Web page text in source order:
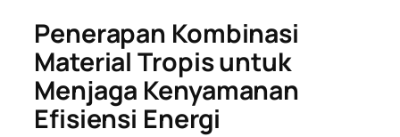
Penerapan Kombinasi
Material Tropis untuk
Menjaga Kenyamanan
Efisiensi Energi